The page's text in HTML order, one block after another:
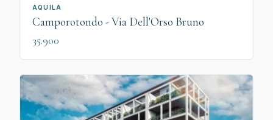
AQUILA
Camporotondo - Via Dell'Orso Bruno
35.900